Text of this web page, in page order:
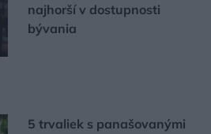
najhorší v dostupnosti
bývania
5 trvaliek s panašovanými